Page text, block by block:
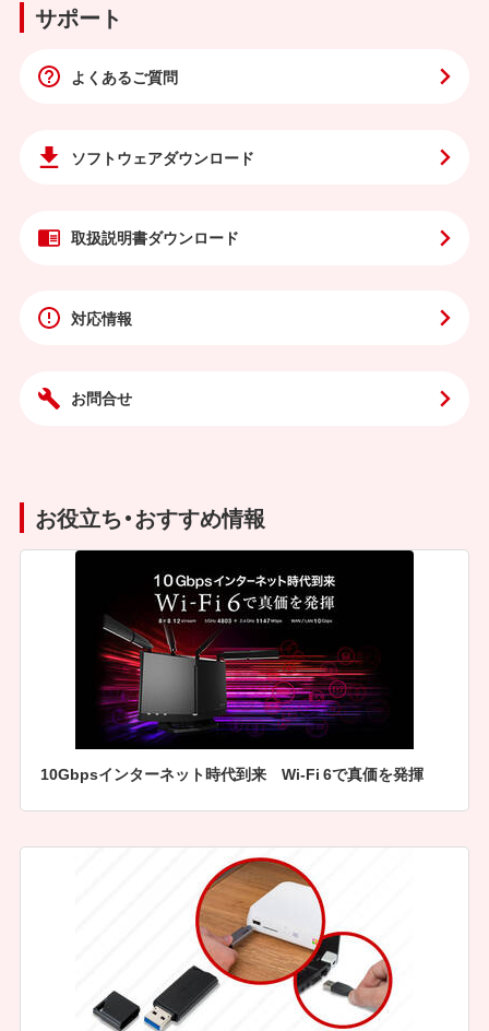
サポート
よくあるご質問
ソフトウェアダウンロード
取扱説明書ダウンロード
対応情報
お問合せ
お役立ち・おすすめ情報
10Gbpsインターネット時代到来 Wi-Fi 6で真価を発揮